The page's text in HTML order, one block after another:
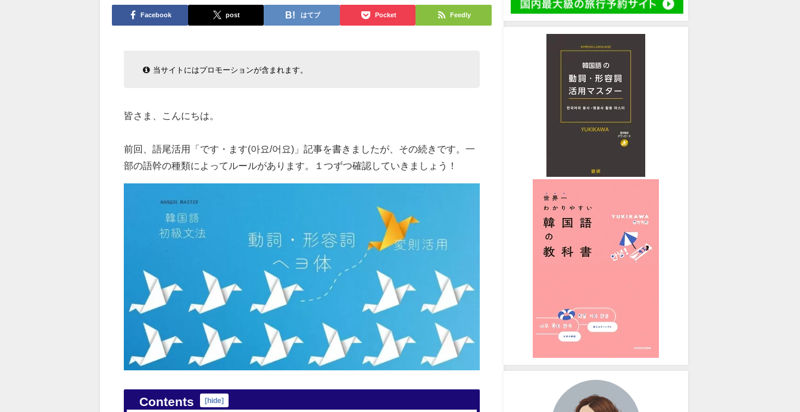
Facebook post はてブ Pocket Feedly
当サイトにはプロモーションが含まれます。
皆さま、こんにちは。
前回、語尾活用「です・ます(아요/어요)」記事を書きましたが、その続きです。一
部の語幹の種類によってルールがあります。１つずつ確認していきましょう！
Contents [hide]